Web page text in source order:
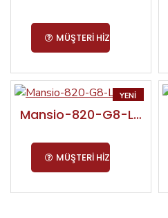
MÜŞTERI HIZMETLERI
YENI
Mansio-820-G8-LAKE
MÜŞTERI HIZMETLERI